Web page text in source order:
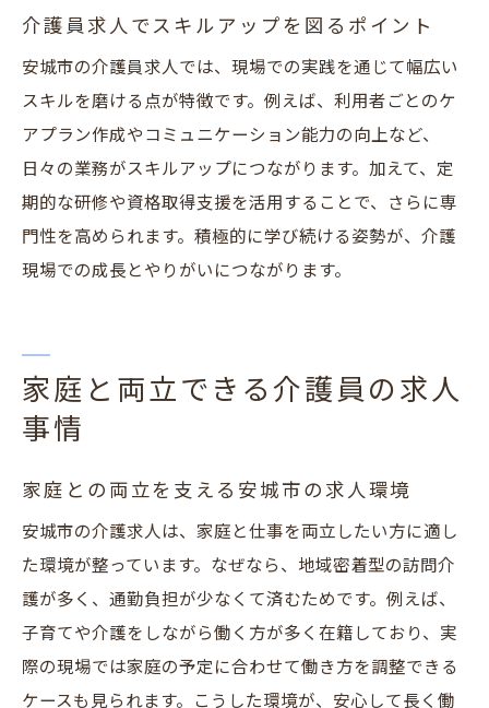
介護員求人でスキルアップを図るポイント
安城市の介護員求人では、現場での実践を通じて幅広い
スキルを磨ける点が特徴です。例えば、利用者ごとのケ
アプラン作成やコミュニケーション能力の向上など、
日々の業務がスキルアップにつながります。加えて、定
期的な研修や資格取得支援を活用することで、さらに専
門性を高められます。積極的に学び続ける姿勢が、介護
現場での成長とやりがいにつながります。
家庭と両立できる介護員の求人
事情
家庭との両立を支える安城市の求人環境
安城市の介護求人は、家庭と仕事を両立したい方に適し
た環境が整っています。なぜなら、地域密着型の訪問介
護が多く、通勤負担が少なくて済むためです。例えば、
子育てや介護をしながら働く方が多く在籍しており、実
際の現場では家庭の予定に合わせて働き方を調整できる
ケースも見られます。こうした環境が、安心して長く働